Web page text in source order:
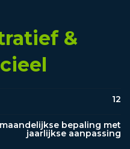
&
12
maandelijkse bepaling met
jaarlijkse aanpassing